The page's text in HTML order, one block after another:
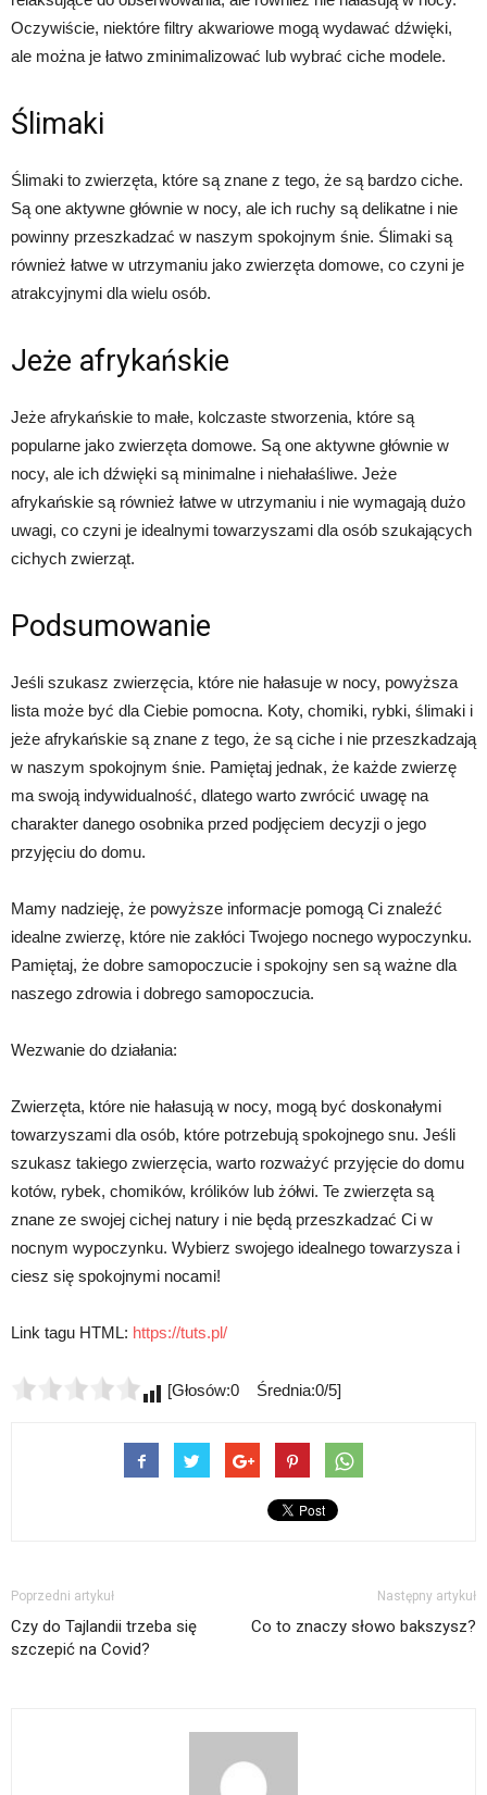
Oczywiście, niektóre filtry akwariowe mogą wydawać dźwięki,
ale można je łatwo zminimalizować lub wybrać ciche modele.
Ślimaki
Ślimaki to zwierzęta, które są znane z tego, że są bardzo ciche.
Są one aktywne głównie w nocy, ale ich ruchy są delikatne i nie
powinny przeszkadzać w naszym spokojnym śnie. Ślimaki są
również łatwe w utrzymaniu jako zwierzęta domowe, co czyni je
atrakcyjnymi dla wielu osób.
Jeże afrykańskie
Jeże afrykańskie to małe, kolczaste stworzenia, które są
popularne jako zwierzęta domowe. Są one aktywne głównie w
nocy, ale ich dźwięki są minimalne i niehałaśliwe. Jeże
afrykańskie są również łatwe w utrzymaniu i nie wymagają dużo
uwagi, co czyni je idealnymi towarzyszami dla osób szukających
cichych zwierząt.
Podsumowanie
Jeśli szukasz zwierzęcia, które nie hałasuje w nocy, powyższa
lista może być dla Ciebie pomocna. Koty, chomiki, rybki, ślimaki i
jeże afrykańskie są znane z tego, że są ciche i nie przeszkadzają
w naszym spokojnym śnie. Pamiętaj jednak, że każde zwierzę
ma swoją indywidualność, dlatego warto zwrócić uwagę na
charakter danego osobnika przed podjęciem decyzji o jego
przyjęciu do domu.
Mamy nadzieję, że powyższe informacje pomogą Ci znaleźć
idealne zwierzę, które nie zakłóci Twojego nocnego wypoczynku.
Pamiętaj, że dobre samopoczucie i spokojny sen są ważne dla
naszego zdrowia i dobrego samopoczucia.
Wezwanie do działania:
Zwierzęta, które nie hałasują w nocy, mogą być doskonałymi
towarzyszami dla osób, które potrzebują spokojnego snu. Jeśli
szukasz takiego zwierzęcia, warto rozważyć przyjęcie do domu
kotów, rybek, chomików, królików lub żółwi. Te zwierzęta są
znane ze swojej cichej natury i nie będą przeszkadzać Ci w
nocnym wypoczynku. Wybierz swojego idealnego towarzysza i
ciesz się spokojnymi nocami!
Link tagu HTML: https://tuts.pl/
[Głosów:0 Średnia:0/5]
Poprzedni artykuł
Czy do Tajlandii trzeba się
szczepić na Covid?
Następny artykuł
Co to znaczy słowo bakszysz?